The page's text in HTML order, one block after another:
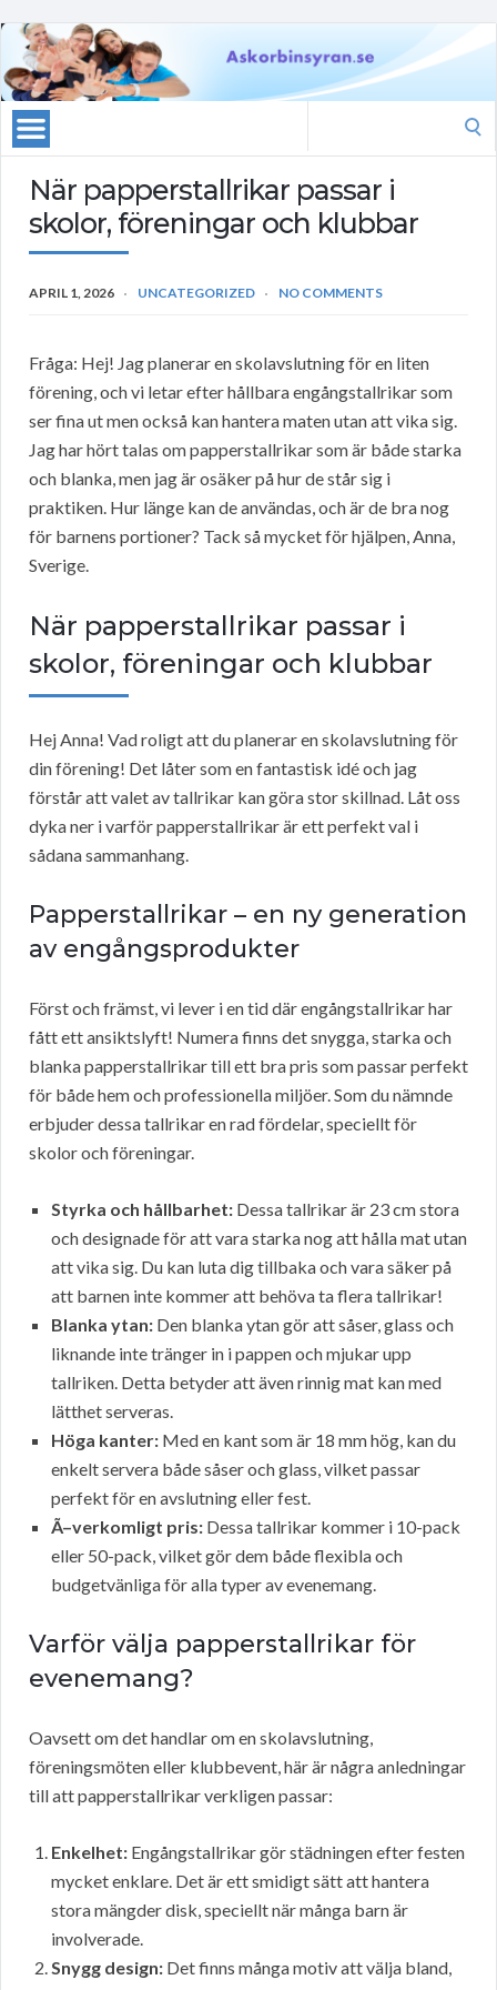
När papperstallrikar passar i
skolor, föreningar och klubbar
APRIL 1, 2026 UNCATEGORIZED NO COMMENTS
Fråga: Hej! Jag planerar en skolavslutning för en liten
förening, och vi letar efter hållbara engångstallrikar som
ser fina ut men också kan hantera maten utan att vika sig.
Jag har hört talas om papperstallrikar som är både starka
och blanka, men jag är osäker på hur de står sig i
praktiken. Hur länge kan de användas, och är de bra nog
för barnens portioner? Tack så mycket för hjälpen, Anna,
Sverige.
När papperstallrikar passar i
skolor, föreningar och klubbar
Hej Anna! Vad roligt att du planerar en skolavslutning för
din förening! Det låter som en fantastisk idé och jag
förstår att valet av tallrikar kan göra stor skillnad. Låt oss
dyka ner i varför papperstallrikar är ett perfekt val i
sådana sammanhang.
Papperstallrikar – en ny generation
av engångsprodukter
Först och främst, vi lever i en tid där engångstallrikar har
fått ett ansiktslyft! Numera finns det snygga, starka och
blanka papperstallrikar till ett bra pris som passar perfekt
för både hem och professionella miljöer. Som du nämnde
erbjuder dessa tallrikar en rad fördelar, speciellt för
skolor och föreningar.
Styrka och hållbarhet: Dessa tallrikar är 23 cm stora
och designade för att vara starka nog att hålla mat utan
att vika sig. Du kan luta dig tillbaka och vara säker på
att barnen inte kommer att behöva ta flera tallrikar!
Blanka ytan: Den blanka ytan gör att såser, glass och
liknande inte tränger in i pappen och mjukar upp
tallriken. Detta betyder att även rinnig mat kan med
lätthet serveras.
Höga kanter: Med en kant som är 18 mm hög, kan du
enkelt servera både såser och glass, vilket passar
perfekt för en avslutning eller fest.
Ã–verkomligt pris: Dessa tallrikar kommer i 10-pack
eller 50-pack, vilket gör dem både flexibla och
budgetvänliga för alla typer av evenemang.
Varför välja papperstallrikar för
evenemang?
Oavsett om det handlar om en skolavslutning,
föreningsmöten eller klubbevent, här är några anledningar
till att papperstallrikar verkligen passar:
Enkelhet: Engångstallrikar gör städningen efter festen
mycket enklare. Det är ett smidigt sätt att hantera
stora mängder disk, speciellt när många barn är
involverade.
Snygg design: Det finns många motiv att välja bland,